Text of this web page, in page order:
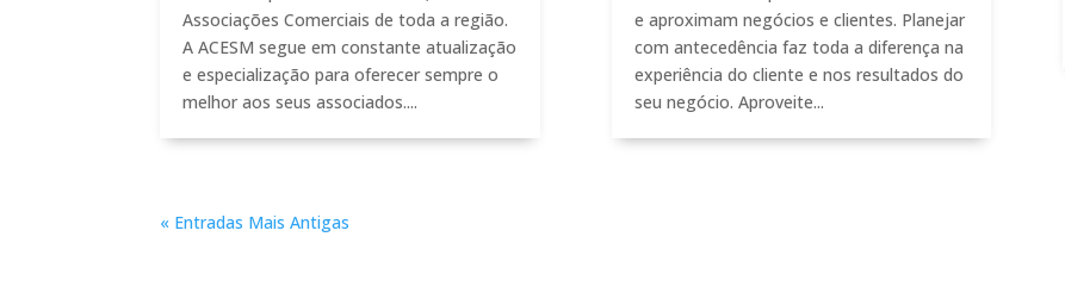
Associações Comerciais de toda a região.
A ACESM segue em constante atualização
e especialização para oferecer sempre o
melhor aos seus associados....
e aproximam negócios e clientes. Planejar
com antecedência faz toda a diferença na
experiência do cliente e nos resultados do
seu negócio. Aproveite...
« Entradas Mais Antigas